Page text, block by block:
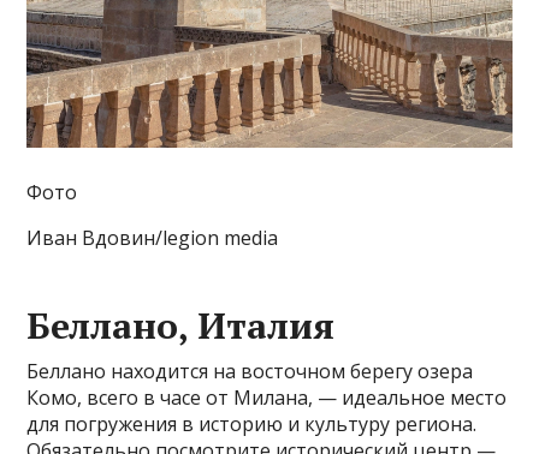
Фото
Иван Вдовин/legion media
Беллано, Италия
Беллано находится на восточном берегу озера
Комо, всего в часе от Милана, — идеальное место
для погружения в историю и культуру региона.